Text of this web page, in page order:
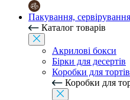
Пакування,
Каталог товарів
Акрилові бокси
Бірки для десертів
Коробки для тортів
Коробки для